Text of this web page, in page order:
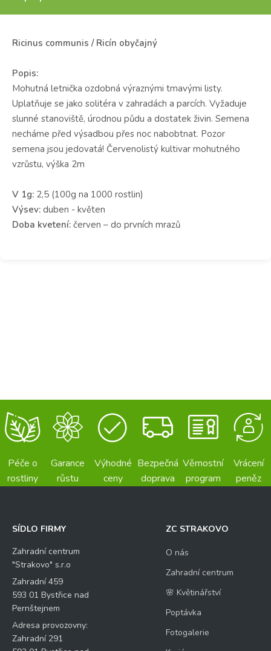
Ricinus communis / Ricín obyčajný
Popis:
Mohutná letnička ozdobná výraznými tmavými listy.
Uplatňuje se jako solitéra v zahradách a parcích. Vyžaduje
slunné stanoviště, úrodnou půdu a dostatek živin. Semena
necháme před výsadbou přes noc nabobtnat. Pozor
semena jsou jedovatá! Červenolistý kultivar mohutného
vzrůstu, výška 2m
V 1g: 2,5 (100g na 1000 rostlin)
Výsev: duben - květen
Doba kvetení: červen – do prvních mrazů
Péče o
rostliny
Garance
růstu
Výhodné
ceny
Bezpečná
doprava
Věrnostní
program
Vrácení
peněz
SÍDLO FIRMY
Zahradní centrum
"Strakovo" s.r.o
Zahradní 459
593 01 Bystřice nad
Pernštejnem
Adresa provozovny:
Zahradní 291
ZC STRAKOVO
O nás
Zahradní centrum
🌸 Květinářství
Poptávka
Fotogalerie